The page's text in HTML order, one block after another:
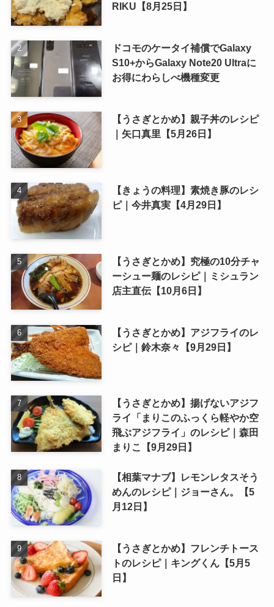
RIKU【8月25日】
ドコモのケータイ補償でGalaxy
S10+からGalaxy Note20 Ultraに
お得にわらしべ機種変更
【うさぎとかめ】親子丼のレシピ
｜矢口真里【5月26日】
【きょうの料理】素焼き豚のレシ
ピ｜今井真実【4月29日】
【うさぎとかめ】究極の10分チャ
ーシュー麺のレシピ｜ミシュラン
店主直伝【10月6日】
【うさぎとかめ】アジフライのレ
シピ｜鈴木奈々【9月29日】
【うさぎとかめ】揚げないアジフ
ライ「まりこのふっくら軽やか空
飛ぶアジフライ」のレシピ｜森田
まりこ【9月29日】
【相葉マナブ】レモンレタスそう
めんのレシピ｜ジョーさん。【5
月12日】
【うさぎとかめ】フレンチトース
トのレシピ｜キングくん【5月5
日】